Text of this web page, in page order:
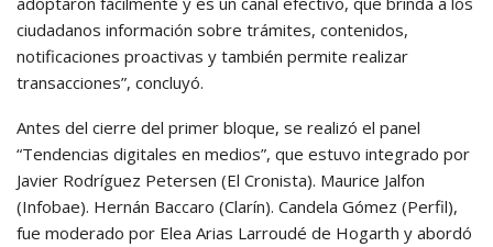
ciudadanos información sobre trámites, contenidos,
notificaciones proactivas y también permite realizar
transacciones”, concluyó.
Antes del cierre del primer bloque, se realizó el panel
“Tendencias digitales en medios”, que estuvo integrado por
Javier Rodríguez Petersen (El Cronista). Maurice Jalfon
(Infobae). Hernán Baccaro (Clarín). Candela Gómez (Perfil),
fue moderado por Elea Arias Larroudé de Hogarth y abordó